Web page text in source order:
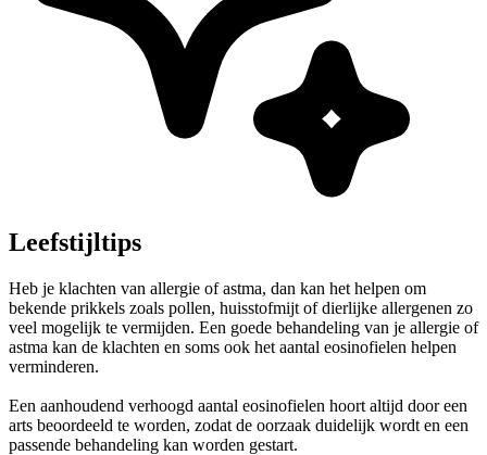
Leefstijltips
Heb je klachten van allergie of astma, dan kan het helpen om
bekende prikkels zoals pollen, huisstofmijt of dierlijke allergenen zo
veel mogelijk te vermijden. Een goede behandeling van je allergie of
astma kan de klachten en soms ook het aantal eosinofielen helpen
verminderen.
Een aanhoudend verhoogd aantal eosinofielen hoort altijd door een
arts beoordeeld te worden, zodat de oorzaak duidelijk wordt en een
passende behandeling kan worden gestart.